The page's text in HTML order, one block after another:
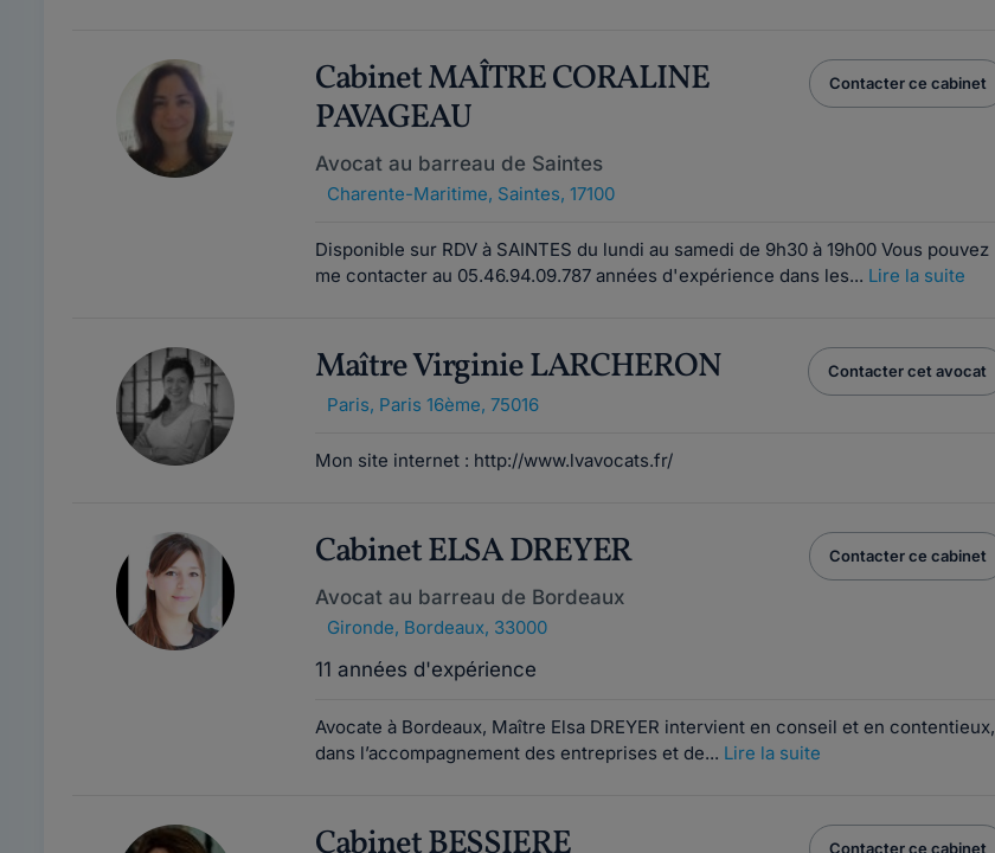
Cabinet MAÎTRE CORALINE
PAVAGEAU
Avocat au barreau de Saintes
Charente-Maritime, Saintes, 17100
Contacter ce cabinet
Disponible sur RDV à SAINTES du lundi au samedi de 9h30 à 19h00 Vous pouvez
me contacter au 05.46.94.09.787 années d'expérience dans les... Lire la suite
Maître Virginie LARCHERON
Paris, Paris 16ème, 75016
Contacter cet avocat
Mon site internet : http://www.lvavocats.fr/
Cabinet ELSA DREYER
Avocat au barreau de Bordeaux
Gironde, Bordeaux, 33000
11 années d'expérience
Contacter ce cabinet
Avocate à Bordeaux, Maître Elsa DREYER intervient en conseil et en contentieux,
dans l’accompagnement des entreprises et de... Lire la suite
Contacter ce cabinet